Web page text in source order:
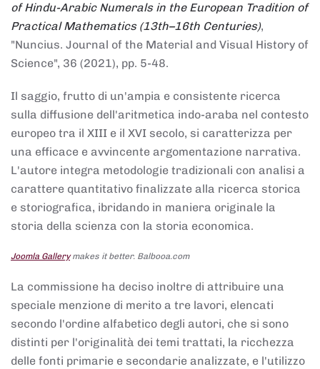
of Hindu-Arabic Numerals in the European Tradition of
Practical Mathematics (13th–16th Centuries),
"Nuncius. Journal of the Material and Visual History of
Science", 36 (2021), pp. 5-48.
Il saggio, frutto di un'ampia e consistente ricerca
sulla diffusione dell'aritmetica indo-araba nel contesto
europeo tra il XIII e il XVI secolo, si caratterizza per
una efficace e avvincente argomentazione narrativa.
L'autore integra metodologie tradizionali con analisi a
carattere quantitativo finalizzate alla ricerca storica
e storiografica, ibridando in maniera originale la
storia della scienza con la storia economica.
Joomla Gallerymakes it better. Balbooa.com
La commissione ha deciso inoltre di attribuire una
speciale menzione di merito a tre lavori, elencati
secondo l'ordine alfabetico degli autori, che si sono
distinti per l'originalità dei temi trattati, la ricchezza
delle fonti primarie e secondarie analizzate, e l'utilizzo